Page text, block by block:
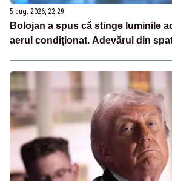
5 aug. 2026, 22:29
Bolojan a spus că stinge luminile
aerul condiționat. Adevărul din